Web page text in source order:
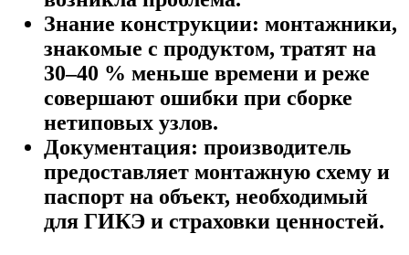
Знание конструкции: монтажники,
знакомые с продуктом, тратят на
30–40 % меньше времени и реже
совершают ошибки при сборке
нетиповых узлов.
Документация: производитель
предоставляет монтажную схему и
паспорт на объект, необходимый
для ГИКЭ и страховки ценностей.